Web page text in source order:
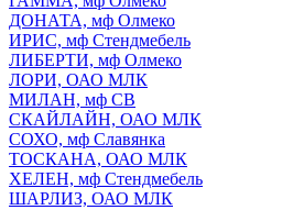
ДОНАТА, мф Олмеко
ИРИС, мф Стендмебель
ЛИБЕРТИ, мф Олмеко
ЛОРИ, ОАО МЛК
МИЛАН, мф СВ
СКАЙЛАЙН, ОАО МЛК
СОХО, мф Славянка
ТОСКАНА, ОАО МЛК
ХЕЛЕН, мф Стендмебель
ШАРЛИЗ, ОАО МЛК